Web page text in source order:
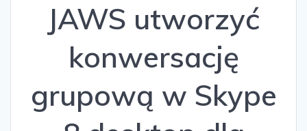
JAWS utworzyć
konwersację
grupową w Skype